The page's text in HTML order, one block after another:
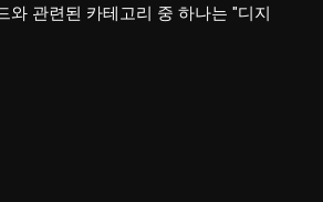
와 관련된 카테고리 중 하나는 "디지